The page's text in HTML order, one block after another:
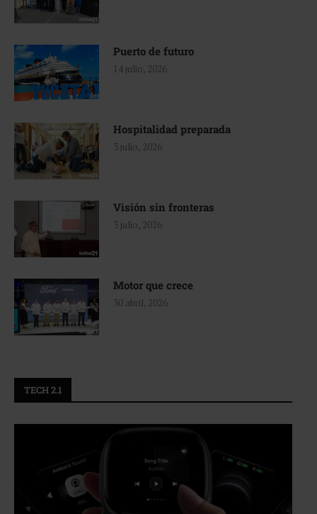
Puerto de futuro
14 julio, 2026
Hospitalidad preparada
3 julio, 2026
Visión sin fronteras
3 julio, 2026
Motor que crece
30 abril, 2026
TECH 2.1